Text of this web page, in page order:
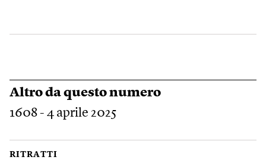
Altro da questo numero
1608 - 4 aprile 2025
RITRATTI